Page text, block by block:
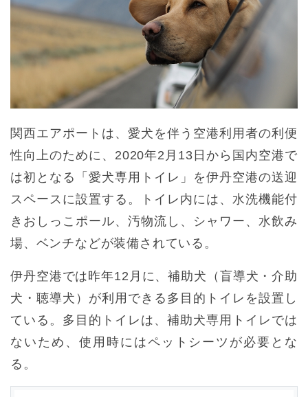
関西エアポートは、愛犬を伴う空港利用者の利便
性向上のために、2020年2月13日から国内空港で
は初となる「愛犬専用トイレ」を伊丹空港の送迎
スペースに設置する。トイレ内には、水洗機能付
きおしっこポール、汚物流し、シャワー、水飲み
場、ベンチなどが装備されている。
伊丹空港では昨年12月に、補助犬（盲導犬・介助
犬・聴導犬）が利用できる多目的トイレを設置し
ている。多目的トイレは、補助犬専用トイレでは
ないため、使用時にはペットシーツが必要とな
る。